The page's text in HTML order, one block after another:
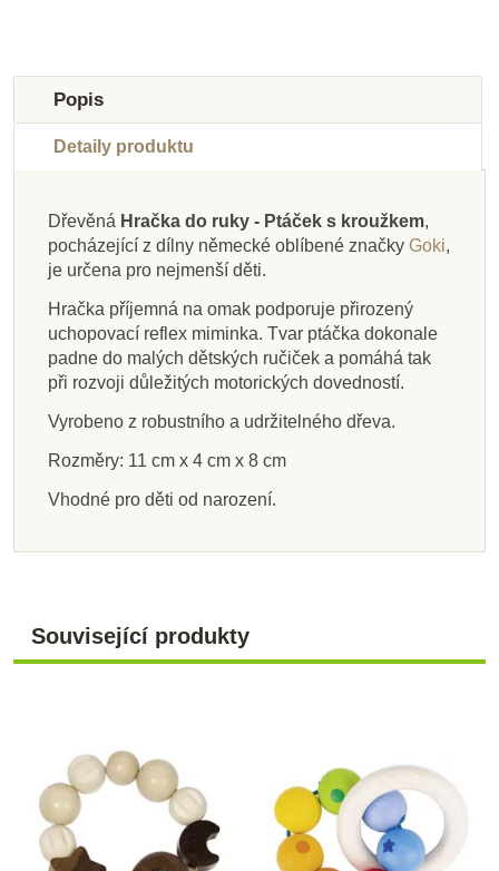
Skladem
Heimess Hračka do
ruky - ježek
354 Kč
Přidat do košíku
Heimess Dřevěný
kroužek s kroužky,
přírodní
275 Kč
Skladem
Heimess Hračka do
ruky - dva kruhy
240 Kč
Přidat do košíku
Heimess Hračka do
ruky - perličky s
beruškou a rolničkou
268 Kč
Skladem
PlanToys Tvarovací
kontrastní chrastítko
- Triangle
595 Kč
Přidat do košíku
Heimess Elastický
míček - duha s
rolničkou
447 Kč
Na dotaz
PlanToys Kývající
tučňák
295 Kč
Zobrazit detail
Do školy
Small Foot Chrastící
vajíčka, 2 ks
171 Kč190 Kč
Popis
Detaily produktu
Dřevěná Hračka do ruky - Ptáček s kroužkem,
pocházející z dílny německé oblíbené značky Goki,
je určena pro nejmenší děti.
Hračka příjemná na omak podporuje přirozený
uchopovací reflex miminka. Tvar ptáčka dokonale
padne do malých dětských ručiček a pomáhá tak
při rozvoji důležitých motorických dovedností.
Vyrobeno z robustního a udržitelného dřeva.
Rozměry: 11 cm x 4 cm x 8 cm
Vhodné pro děti od narození.
Související produkty